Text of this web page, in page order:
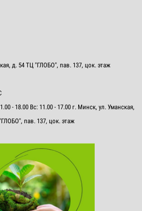
д. 54 ТЦ "ГЛОБО", пав. 137, цок. этаж
- 18.00 Вс: 11.00 - 17.00 г. Минск, ул. Уманская,
пав. 137, цок. этаж